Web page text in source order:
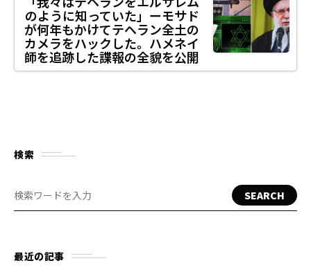
のように知っていた」ーモサド
が何年もかけてテヘラン全土の
カメラをハックした。ハメネイ
師を追跡した諜報の全貌を公開
検索
SEARCH
最近の記事